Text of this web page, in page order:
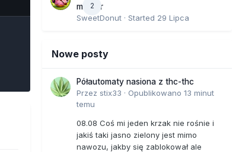
2
marker
SweetDonut · Started 29 Lipca
Nowe posty
Półautomaty nasiona z thc-thc
Przez stix33 · Opublikowano 13 minut
temu
08.08 Coś mi jeden krzak nie rośnie i
jakiś taki jasno zielony jest mimo
nawozu, jakby się zablokował ale